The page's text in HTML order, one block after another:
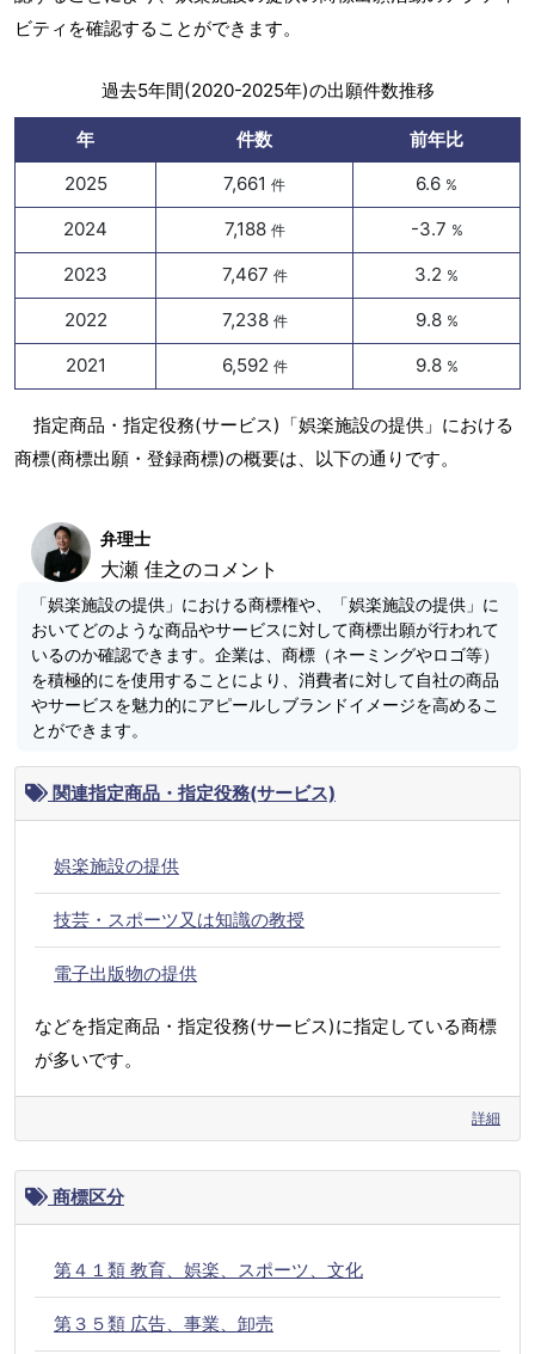
ビティを確認することができます。
過去5年間(2020-2025年)の出願件数推移
年 件数
前年比
2025
7,661 件 6.6 %
2024 7,188 件 -3.7 %
2023 7,467 件 3.2 %
2022 7,238 件 9.8 %
2021 6,592 件 9.8 %
指定商品・指定役務(サービス)「娯楽施設の提供」における
商標(商標出願・登録商標)の概要は、以下の通りです。
弁理士
大瀬 佳之のコメント
「娯楽施設の提供」における商標権や、「娯楽施設の提供」に
おいてどのような商品やサービスに対して商標出願が行われて
いるのか確認できます。企業は、商標（ネーミングやロゴ等）
を積極的にを使用することにより、消費者に対して自社の商品
やサービスを魅力的にアピールしブランドイメージを高めるこ
とができます。
関連指定商品・指定役務(サービス)
娯楽施設の提供
技芸・スポーツ又は知識の教授
電子出版物の提供
などを指定商品・指定役務(サービス)に指定している商標
が多いです。
詳細
商標区分
第４１類 教育、娯楽、スポーツ、文化
第３５類 広告、事業、卸売